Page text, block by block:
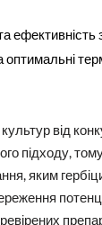
ефективність
від
підходу,
яким